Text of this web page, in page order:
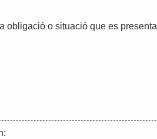
obligació o situació que es presenta